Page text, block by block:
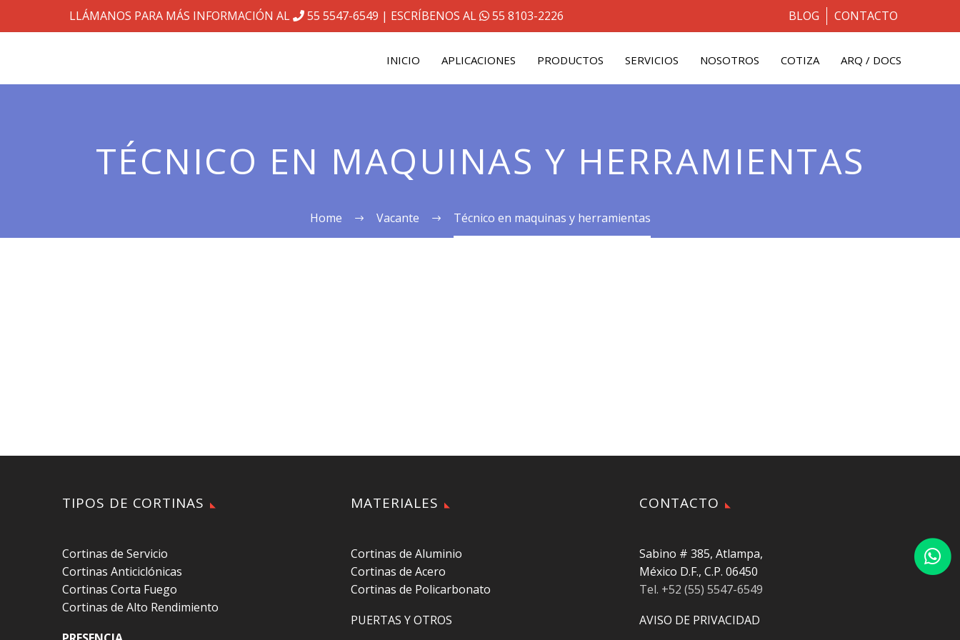
LLÁMANOS PARA MÁS INFORMACIÓN AL 55 5547-6549 | ESCRÍBENOS AL 55 8103-2226 BLOG CONTACTO
INICIO APLICACIONES PRODUCTOS SERVICIOS NOSOTROS COTIZA ARQ / DOCS
TÉCNICO EN MAQUINAS Y HERRAMIENTAS
Home Vacante Técnico en maquinas y herramientas
TIPOS DE CORTINAS
Cortinas de Servicio
Cortinas Anticiclónicas
Cortinas Corta Fuego
Cortinas de Alto Rendimiento
MATERIALES
Cortinas de Aluminio
Cortinas de Acero
Cortinas de Policarbonato
PUERTAS Y OTROS
CONTACTO
Sabino # 385, Atlampa,
México D.F., C.P. 06450
Tel. +52 (55) 5547-6549
AVISO DE PRIVACIDAD